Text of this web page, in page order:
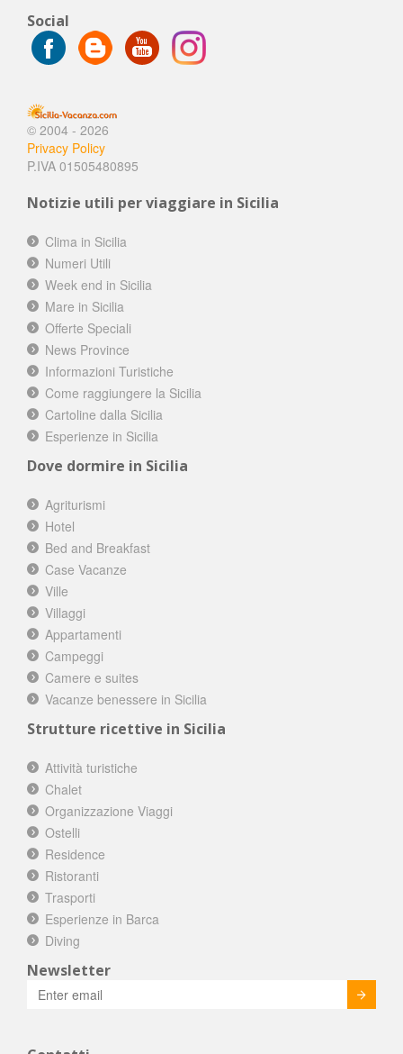
Social
© 2004 - 2026
Privacy Policy
P.IVA 01505480895
Notizie utili per viaggiare in Sicilia
Clima in Sicilia
Numeri Utili
Week end in Sicilia
Mare in Sicilia
Offerte Speciali
News Province
Informazioni Turistiche
Come raggiungere la Sicilia
Cartoline dalla Sicilia
Esperienze in Sicilia
Dove dormire in Sicilia
Agriturismi
Hotel
Bed and Breakfast
Case Vacanze
Ville
Villaggi
Appartamenti
Campeggi
Camere e suites
Vacanze benessere in Sicilia
Strutture ricettive in Sicilia
Attività turistiche
Chalet
Organizzazione Viaggi
Ostelli
Residence
Ristoranti
Trasporti
Esperienze in Barca
Diving
Newsletter